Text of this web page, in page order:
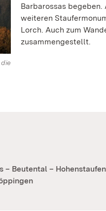
Barbarossas
weiteren
Lorch. Auch zum
zusammen­gestellt.
– Beutental – Hohenstaufen